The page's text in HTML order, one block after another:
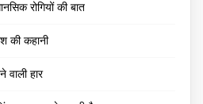
रोगियों की बात
की कहानी
वाली हार